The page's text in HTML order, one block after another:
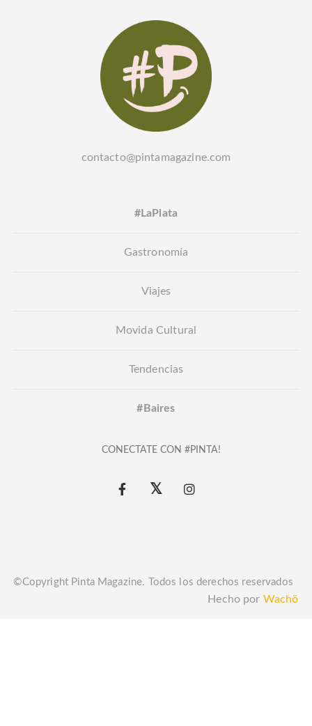
contacto@pintamagazine.com
#LaPlata
Gastronomía
Viajes
Movida Cultural
Tendencias
#Baires
CONECTATE CON #PINTA!
©Copyright Pinta Magazine. Todos los derechos reservados
Hecho por Wachö